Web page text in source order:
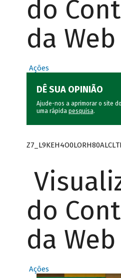
do
da Web
Ações
DÊ SUA OPINIÃO
Ajude-nos a aprimorar o site
uma rápida pesquisa.
do
da Web
Ações